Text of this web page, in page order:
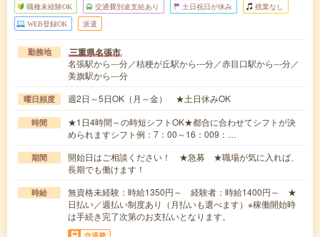
職種未経験OK 交通費別途支給あり 土日祝日が休み 残業なし
WEB登録OK 派遣
勤務地 三重県名張市
名張駅から---分／桔梗が丘駅から---分／赤目口駅から---分／
美旗駅から---分
曜日頻度 週2日～5日OK（月～金） ★土日休みOK
時間
★1日4時間～の時短シフトOK★都合に合わせてシフトが決
められますシフト例：7：00～16：009：…
期間
開始日はご相談ください！ ★急募 ★職場が気に入れば、
長期でも働けます！
時給
無資格未経験：時給1350円～ 経験者：時給1400円～ ★
日払い／週払い制度あり（月払いも選べます）※稼働開始時
は手続き完了次第のお支払いとなります。